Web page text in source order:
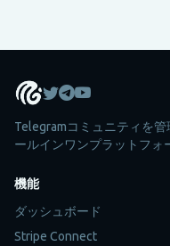
Telegramコミュニティを
ールインワンプラットフォ
機能
ダッシュボード
Stripe Connect